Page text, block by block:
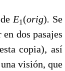
E1(orig). Se
dos pasajes
copia), así
visión, que